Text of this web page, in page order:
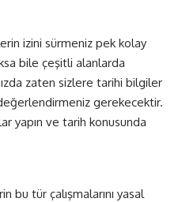
izini sürmeniz pek kolay
bile çeşitli alanlarda
zaten sizlere tarihi bilgiler
gerekecektir.
yapın ve tarih konusunda
bu tür çalışmalarını yasal